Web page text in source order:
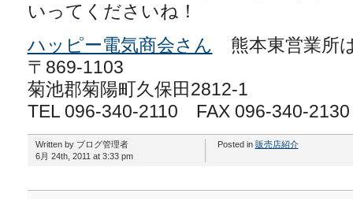
いってくださいね！
ハッピー電気商会さん 熊本東営業所
〒869-1103
菊池郡菊陽町久保田2812-1
TEL 096-340-2110 FAX 096-340-2130
Written by ブログ管理者
6月 24th, 2011 at 3:33 pm
Posted in 販売店紹介